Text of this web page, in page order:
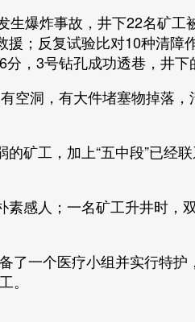
爆炸事故，井下22名矿工
；反复试验比对10种清
3号钻孔成功透巷，井下
洞，有大件堵塞物掉落
工，加上“五中段”已经
感人；一名矿工升井时
一个医疗小组并实行特护
。